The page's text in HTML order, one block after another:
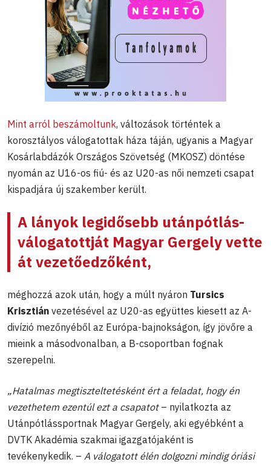
Mint arról beszámoltunk, változások történtek a
korosztályos válogatottak háza táján, ugyanis a Magyar
Kosárlabdázók Országos Szövetség (MKOSZ) döntése
nyomán az U16-os fiú- és az U20-as női nemzeti csapat
kispadjára új szakember került.
A lányok legidősebb utánpótlás-
válogatottját Magyar Gergelyvette
át vezetőedzőként,
méghozzá azok után, hogy a múlt nyáron Tursics
Krisztián vezetésével az U20-as együttes kiesett az A-
divízió mezőnyéből az Európa-bajnokságon, így jövőre a
mieink a másodvonalban, a B-csoportban fognak
szerepelni.
„Hatalmas megtiszteltetésként ért a feladat, hogy én
vezethetem ezentúl ezt a csapatot – nyilatkozta az
Utánpótlássportnak Magyar Gergely, aki egyébként a
DVTK Akadémia szakmai igazgatójaként is
tevékenykedik. – A válogatott élén dolgozni mindig óriási